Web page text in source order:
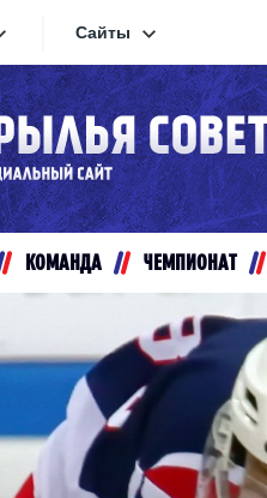
«Запад»
Михайлова
СПб
М
Сайты
Сайты
Видеотрансляции
Хайлайты
Текстовые
Интернет-магазин
Приложение
КОМАНДА ЧЕМПИОНАТ